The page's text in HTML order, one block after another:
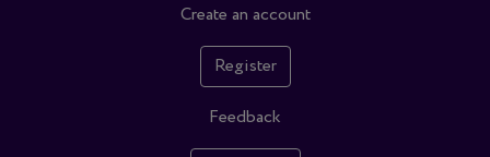
Create an account
Register
Feedback